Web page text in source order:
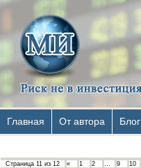
Главная От автора Блог
Страница 11 из 12 « 1 2 … 9 10